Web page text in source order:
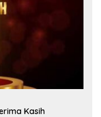
Kasih